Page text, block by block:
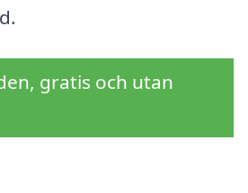
gratis och utan